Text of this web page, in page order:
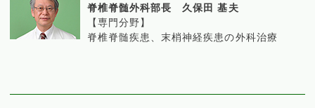
脊椎脊髄外科部長 久保田 基夫
【専門分野】
脊椎脊髄疾患、末梢神経疾患の外科治療